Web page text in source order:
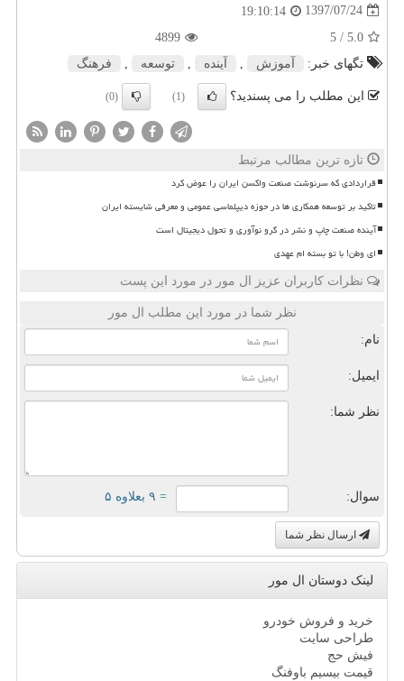
1397/07/24
19:10:14
5.0
/ 5
4899
تگهای خبر:
آموزش آینده توسعه فرهنگ
این مطلب را می پسندید؟ (1)
(0)
تازه ترین مطالب مرتبط
قراردادی که سرنوشت صنعت واکسن ایران را عوض کرد
تاکید بر توسعه همکاری ها در حوزه دیپلماسی عمومی و معرفی شایسته ایران
آینده صنعت چاپ و نشر در گرو نوآوری و تحول دیجیتال است
ای وطن! با تو بسته ام عهدی
نظرات کاربران عزیز ال مور در مورد این پست
نظر شما در مورد این مطلب ال مور
نام:
ایمیل:
نظر شما:
سوال: = ۹ بعلاوه ۵
ارسال نظر شما
لینک دوستان ال مور
خرید و فروش خودرو
طراحی سایت
فیش حج
قیمت بیسیم باوفنگ